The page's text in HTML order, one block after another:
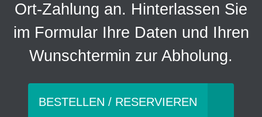
Ort-Zahlung an. Hinterlassen Sie
im Formular Ihre Daten und Ihren
Wunschtermin zur Abholung.
BESTELLEN / RESERVIEREN